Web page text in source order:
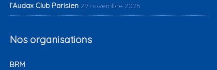
l’Audax Club Parisien 29 novembre 2025
Nos organisations
BRM